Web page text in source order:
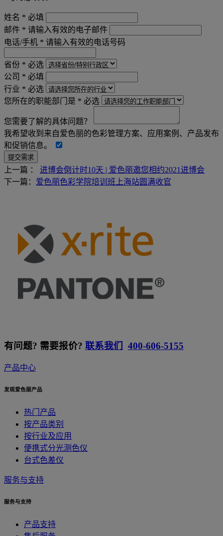
姓名 * 必填
邮件 * 请输入有效的电子邮件
电话/手机 * 请输入有效的电话号码
省份 * 必选
公司 * 必填
行业 * 必选
您所在的职能部门是 * 必选
您需要了解的具体问题？
我希望收到来自爱色丽的色彩管理方案、应用案例、产品发布
和促销信息。
上一篇 ： 进博会倒计时10天 | 爱色丽邀您相约2021进博会
下一篇： 爱色丽色彩学院培训班上海站圆满收官
有问题? 需要报价? 联系我们 400-606-5155
产品中心
发现爱色丽产品
热门产品
按产品类别
按行业及应用
便携式分光测色仪
台式色差仪
服务与支持
服务与支持
产品支持